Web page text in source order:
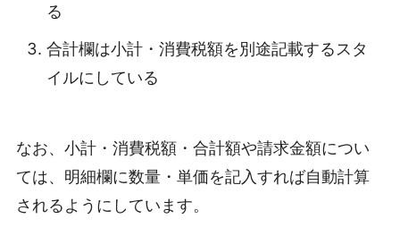
る
合計欄は小計・消費税額を別途記載するスタ
イルにしている
なお、小計・消費税額・合計額や請求金額につい
ては、明細欄に数量・単価を記入すれば自動計算
されるようにしています。